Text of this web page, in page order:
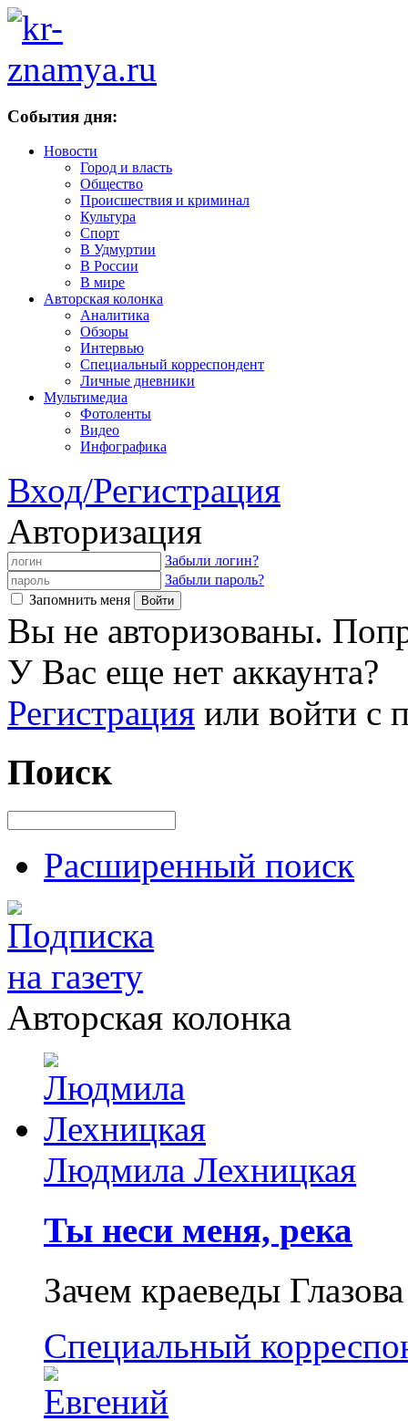
События дня:
Новости
Город и власть
Общество
Происшествия и криминал
Культура
Спорт
В Удмуртии
В России
В мире
Авторская колонка
Аналитика
Обзоры
Интервью
Специальный корреспондент
Личные дневники
Мультимедиа
Фотоленты
Видео
Инфографика
Вход/Регистрация
Авторизация
Забыли логин?
Забыли пароль?
Запомнить меня
Вы не авторизованы.
У Вас еще нет аккаунта?
Регистрация или войти с
Поиск
Расширенный поиск
Авторская колонка
Людмила Лехницкая
Ты неси меня, река
Зачем краеведы
Специальный